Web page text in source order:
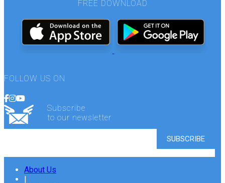
FREE DOWNLOAD
FOLLOW US ON
Subscribe
to our newsletter
About Us